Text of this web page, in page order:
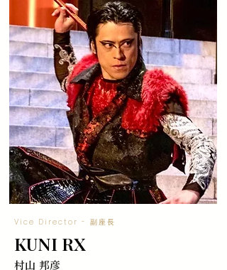
Vice Director - 副座長
KUNI RX
村山 邦彦